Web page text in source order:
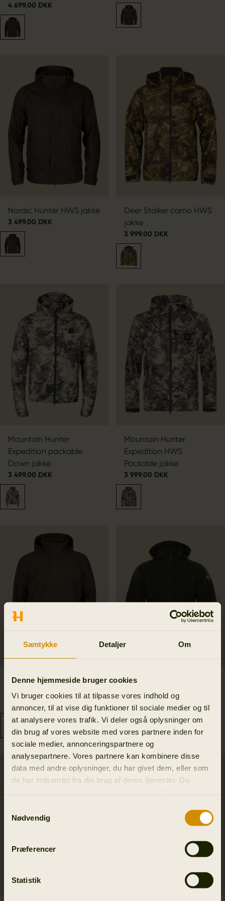
Samtykke Detaljer Om
Denne hjemmeside bruger cookies
Vi bruger cookies til at tilpasse vores indhold og
annoncer, til at vise dig funktioner til sociale medier og til
at analysere vores trafik. Vi deler også oplysninger om
din brug af vores website med vores partnere inden for
sociale medier, annonceringspartnere og
analysepartnere. Vores partnere kan kombinere disse
data med andre oplysninger, du har givet dem, eller som
de har indsamlet fra din brug af deres tjenester. Du
Nødvendig
Præferencer
Statistik
4 699.00 DKK
Nordic Hunter HWS jakke
3 499.00 DKK
Deer Stalker camo HWS
jakke
3 999.00 DKK
Mountain Hunter
Expedition packable
Down jakke
3 499.00 DKK
Mountain Hunter
Expedition HWS
Packable jakke
3 999.00 DKK
Orton tech HWS
packable smock
2 799.00 DKK
Metso Hybrid jakke
2 999.00 DKK
Nyhed SALE